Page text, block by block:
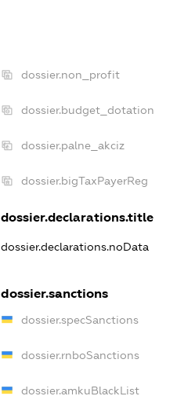
dossier.non_profit
dossier.budget_dotation
dossier.palne_akciz
dossier.bigTaxPayerReg
dossier.declarations.title
dossier.declarations.noData
dossier.sanctions
dossier.specSanctions
dossier.rnboSanctions
dossier.amkuBlackList